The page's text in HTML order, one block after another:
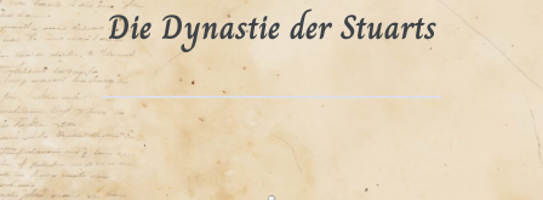
Die Dynastie der Stuarts